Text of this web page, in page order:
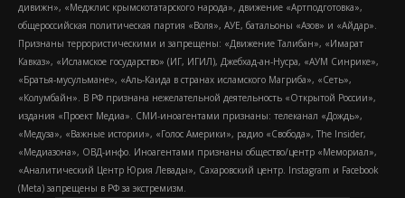
дивижн», «Меджлис крымскотатарского народа», движение «Артподготовка»,
общероссийская политическая партия «Воля», АУЕ, батальоны «Азов» и «Айдар».
Признаны террористическими и запрещены: «Движение Талибан», «Имарат
Кавказ», «Исламское государство» (ИГ, ИГИЛ), Джебхад-ан-Нусра, «АУМ Синрике»,
«Братья-мусульмане», «Аль-Каида в странах исламского Магриба», «Сеть»,
«Колумбайн». В РФ признана нежелательной деятельность «Открытой России»,
издания «Проект Медиа». СМИ-иноагентами признаны: телеканал «Дождь»,
«Медуза», «Важные истории», «Голос Америки», радио «Свобода», The Insider,
«Медиазона», ОВД-инфо. Иноагентами признаны общество/центр «Мемориал»,
«Аналитический Центр Юрия Левады», Сахаровский центр. Instagram и Facebook
(Metа) запрещены в РФ за экстремизм.